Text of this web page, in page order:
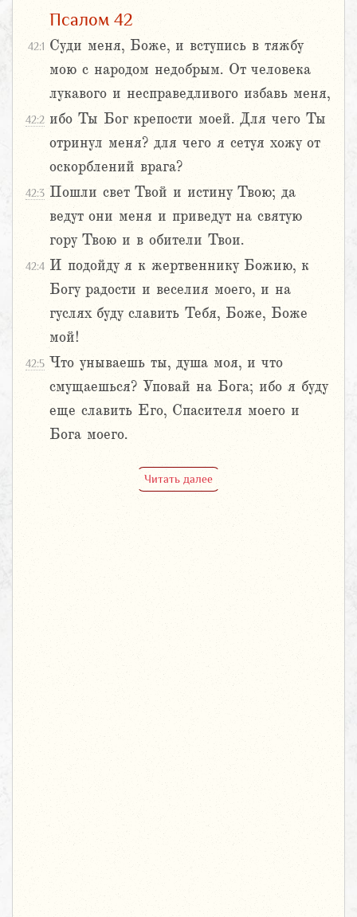
Псалом 42
42:1 Суди меня, Боже, и вступись в тяжбу
мою с народом недобрым. От человека
лукавого и несправедливого избавь меня,
42:2 ибо Ты Бог крепости моей. Для чего Ты
отринул меня? для чего я сетуя хожу от
оскорблений врага?
42:3 Пошли свет Твой и истину Твою; да
ведут они меня и приведут на святую
гору Твою и в обители Твои.
42:4 И подойду я к жертвеннику Божию, к
Богу радости и веселия моего, и на
гуслях буду славить Тебя, Боже, Боже
мой!
42:5 Что унываешь ты, душа моя, и что
смущаешься? Уповай на Бога; ибо я буду
еще славить Его, Спасителя моего и
Бога моего.
Читать далее